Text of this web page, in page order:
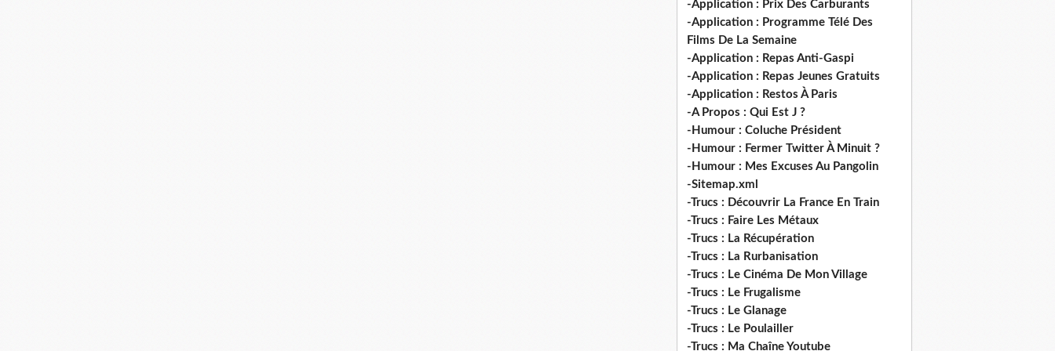
-Application : Prix Des Carburants
-Application : Programme Télé Des
Films De La Semaine
-Application : Repas Anti-Gaspi
-Application : Repas Jeunes Gratuits
-Application : Restos À Paris
-A Propos : Qui Est J ?
-Humour : Coluche Président
-Humour : Fermer Twitter À Minuit ?
-Humour : Mes Excuses Au Pangolin
-Sitemap.xml
-Trucs : Découvrir La France En Train
-Trucs : Faire Les Métaux
-Trucs : La Récupération
-Trucs : La Rurbanisation
-Trucs : Le Cinéma De Mon Village
-Trucs : Le Frugalisme
-Trucs : Le Glanage
-Trucs : Le Poulailler
-Trucs : Ma Chaîne Youtube